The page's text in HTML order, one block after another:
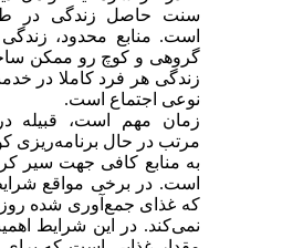
سنت حاصل زندگی در
است. منابع محدود،
گروهی و کوچ رو ممکن
زندگی هر فرد کاملا در خدمت
نوعی اجتماع است.
زمان مهم است، قبیله در
مرتب در حال برنامه‌ریزی
به منابع کافی جهت سیر
است. در برخی مواقع
که غذای جمع‌آوری شده
نمی‌کند. در این شرایط